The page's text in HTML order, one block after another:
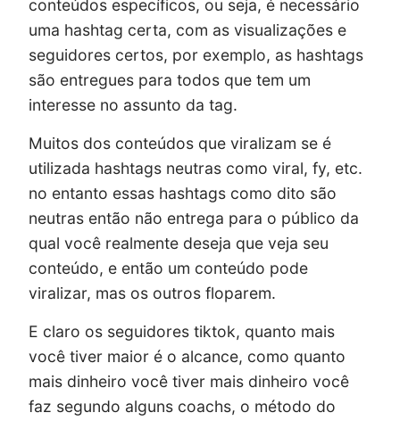
conteúdos específicos, ou seja, é necessário
uma hashtag certa, com as visualizações e
seguidores certos, por exemplo, as hashtags
são entregues para todos que tem um
interesse no assunto da tag.
Muitos dos conteúdos que viralizam se é
utilizada hashtags neutras como viral, fy, etc.
no entanto essas hashtags como dito são
neutras então não entrega para o público da
qual você realmente deseja que veja seu
conteúdo, e então um conteúdo pode
viralizar, mas os outros floparem.
E claro os seguidores tiktok, quanto mais
você tiver maior é o alcance, como quanto
mais dinheiro você tiver mais dinheiro você
faz segundo alguns coachs, o método do